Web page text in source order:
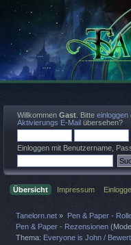
Willkommen Gast . Bitte einloggen
Aktivierungs E-Mail übersehen?
Einloggen mit Benutzername,
Übersicht Impressum
Tanelorn.net » Pen & Paper -
Pen & Paper - Rezensionen
Thema: Everyone is John /